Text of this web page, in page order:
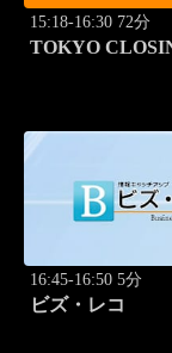
15:18-16:30 72分
TOKYO
16:45-16:50 5分
ビズ・レコ